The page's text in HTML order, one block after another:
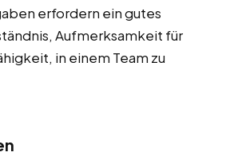
erfordern ein gutes
Aufmerksamkeit für
in einem Team zu